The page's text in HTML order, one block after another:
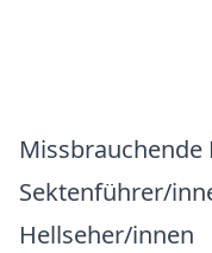
Sektenführer/
Hellseher/innen